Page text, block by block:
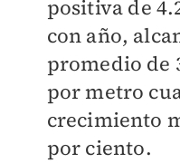
positiva de
con año,
promedio de
por metro
crecimiento
por ciento.